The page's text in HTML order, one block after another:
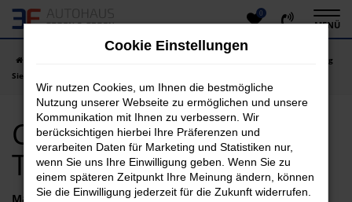
Zum
Hauptinhalt
0
MENÜ
Citroen C3 Tageszulassung
Siegen
Citroen C3
Tageszulassung Siegen
Marken
Cookie Einstellungen
Wir nutzen Cookies, um Ihnen die bestmögliche
Nutzung unserer Webseite zu ermöglichen und unsere
Kommunikation mit Ihnen zu verbessern. Wir
berücksichtigen hierbei Ihre Präferenzen und
verarbeiten Daten für Marketing und Statistiken nur,
wenn Sie uns Ihre Einwilligung geben. Wenn Sie zu
einem späteren Zeitpunkt Ihre Meinung ändern, können
Sie die Einwilligung jederzeit für die Zukunft widerrufen.